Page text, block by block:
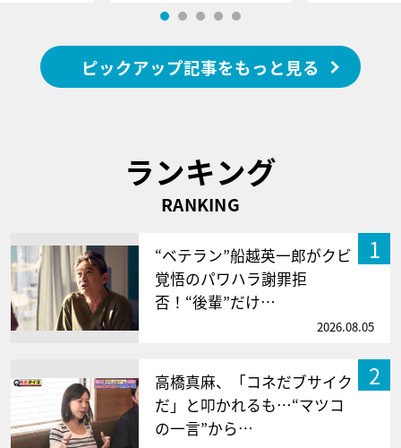
ピックアップ記事をもっと見る
ランキング
RANKING
1
“ベテラン”船越英一郎がクビ
覚悟のパワハラ謝罪拒
否！“後輩”だけ…
2026.08.05
2
高橋真麻、「コネだブサイク
だ」と叩かれるも…“マツコ
の一言”から…